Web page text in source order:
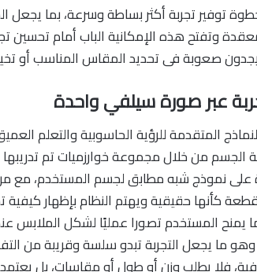
تجربة أكثر بساطة وسرعة، بما يجعل
وتفتح هذه الإمكانية الباب أمام تحسين
صعوبة فى تحديد المقاس المناسب أو
عبر صورة سيلفي واحدة
المتقدمة للرؤية الحاسوبية والتعلم
الجسم من خلال مجموعة خوارزميات تم تدريبها
على نموذج شبه مطابق لجسم المستخدم، مع
كأنها حقيقية ويهتم النظام بإظهار
يمنح المستخدم تصورا عمليًا لشكل الملابس
ما يجعل التجربة تبدو سلسة وقريبة من
فلا يطلب وزن أو طول أو مقاسات، بل